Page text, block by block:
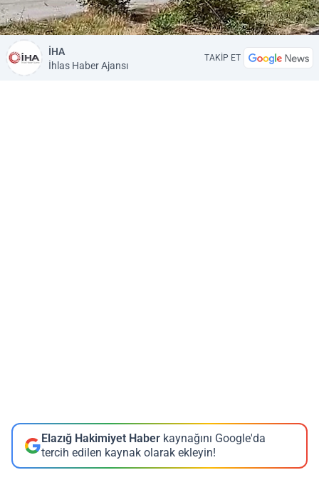
İHA
İhlas Haber Ajansı
TAKİP ET
Elazığ Hakimiyet Haber kaynağını Google'da
tercih edilen kaynak olarak ekleyin!